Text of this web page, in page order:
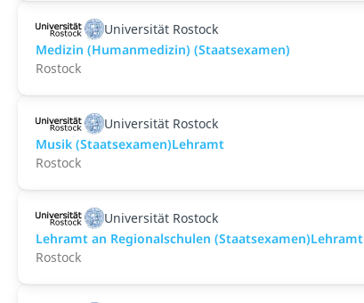
Universität Rostock
Medizin (Humanmedizin) (Staatsexamen)
Rostock
Universität Rostock
Musik (Staatsexamen)Lehramt
Rostock
Universität Rostock
Lehramt an Regionalschulen (Staatsexamen)Lehramt
Rostock